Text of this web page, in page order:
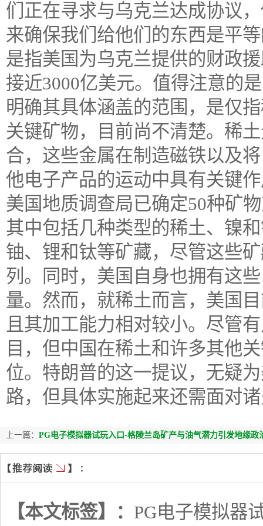
们正在寻求与乌克兰达成协议
来确保我们给他们的东西是平
是指美国为乌克兰提供的财政
接近3000亿美元。值得注意的
明确其具体涵盖的范围，是仅
关键矿物，目前尚不清楚。稀
合，这些金属在制造磁铁以及
他电子产品的运动中具有关键
美国地质调查局已确定50种矿
其中包括几种类型的稀土、镍
铀、锂和钛等矿藏，尽管这些
列。同时，美国自身也拥有这
量。然而，就稀土而言，美国
且其加工能力相对较小。尽管
目，但中国在稀土和许多其他
位。特朗普的这一提议，无疑
路，但具体实施起来还需面对
上一篇： PG电子模拟器试玩入口-格陵兰岛矿产与油气潜力引发地缘政
【本文标签】： PG电子模拟器